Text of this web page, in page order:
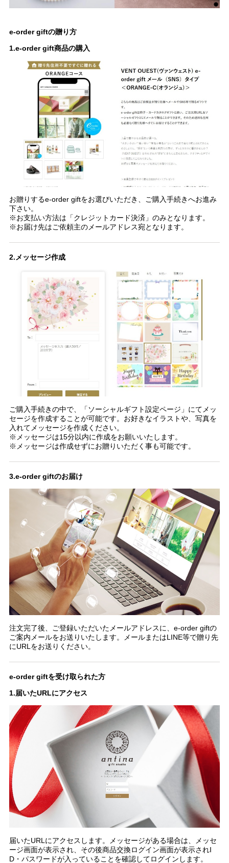
e-order giftの贈り方
1.e-order gift商品の購入
お贈りするe-order giftをお選びいただき、ご購入手続きへお進み
下さい。
※お支払い方法は「クレジットカード決済」のみとなります。
※お届け先はご依頼主のメールアドレス宛となります。
2.メッセージ作成
ご購入手続きの中で、「ソーシャルギフト設定ページ」にてメッ
セージを作成することが可能です。お好きなイラストや、写真を
入れてメッセージを作成ください。
※メッセージは15分以内に作成をお願いいたします。
※メッセージは作成せずにお贈りいただく事も可能です。
3.e-order giftのお届け
注文完了後、ご登録いただいたメールアドレスに、e-order giftの
ご案内メールをお送りいたします。メールまたはLINE等で贈り先
にURLをお送りください。
e-order giftを受け取られた方
1.届いたURLにアクセス
届いたURLにアクセスします。メッセージがある場合は、メッセ
ージ画面が表示され、その後商品交換ログイン画面が表示されI
D・パスワードが入っていることを確認してログインします。